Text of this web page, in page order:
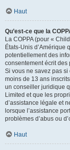
Haut
Qu’est-ce que la
La COPPA (pour «
États-Unis d’Amérique
potentiellement des
consentement écrit
Si vous ne savez pas
moins de 13 ans
un conseiller juridique
Limited et que les
d’assistance légale et
lorsque l’assistance
problèmes d’abus ou
Haut